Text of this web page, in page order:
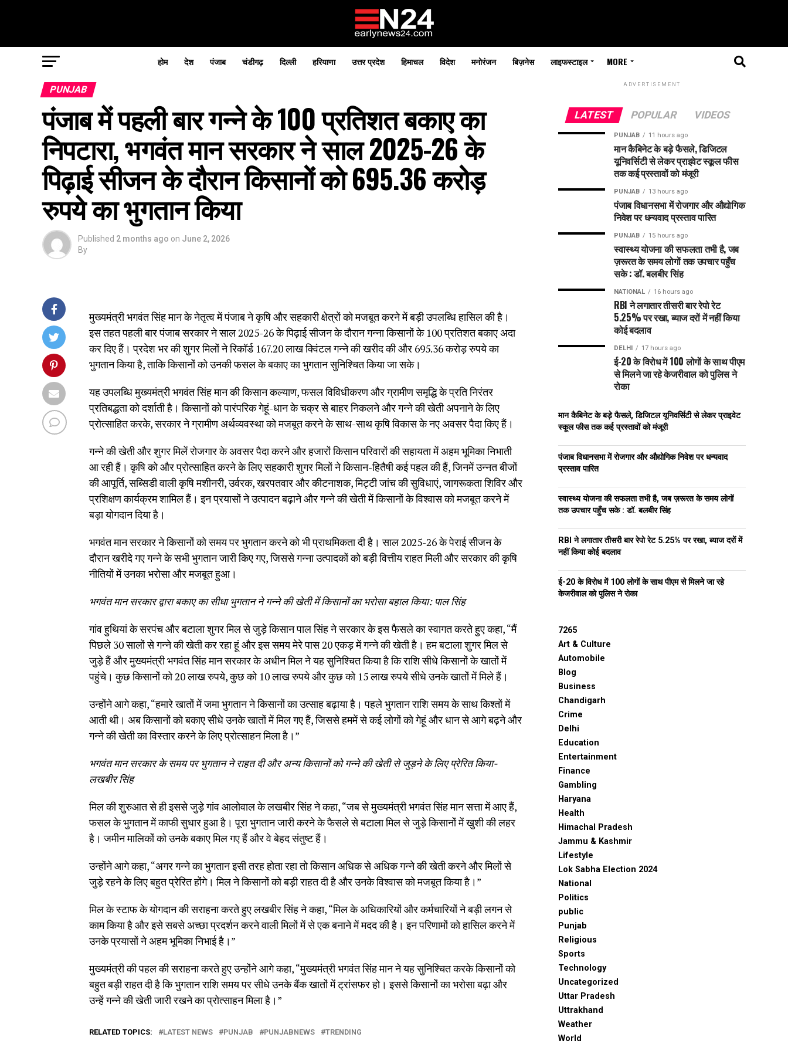
होम देश पंजाब चंडीगढ़ दिल्ली हरियाणा उत्तर प्रदेश हिमाचल विदेश मनोरंजन बिज़नेस लाइफस्टाइल MORE
PUNJAB
पंजाब में पहली बार गन्ने के 100 प्रतिशत बकाए का
निपटारा, भगवंत मान सरकार ने साल 2025-26 के
पिढ़ाई सीजन के दौरान किसानों को 695.36 करोड़
रुपये का भुगतान किया
Published 2 months ago on June 2, 2026
By
मुख्यमंत्री भगवंत सिंह मान के नेतृत्व में पंजाब ने कृषि और सहकारी क्षेत्रों को मजबूत करने में बड़ी उपलब्धि हासिल की है।
इस तहत पहली बार पंजाब सरकार ने साल 2025-26 के पिढ़ाई सीजन के दौरान गन्ना किसानों के 100 प्रतिशत बकाए अदा
कर दिए हैं। प्रदेश भर की शुगर मिलों ने रिकॉर्ड 167.20 लाख क्विंटल गन्ने की खरीद की और 695.36 करोड़ रुपये का
भुगतान किया है, ताकि किसानों को उनकी फसल के बकाए का भुगतान सुनिश्चित किया जा सके।
यह उपलब्धि मुख्यमंत्री भगवंत सिंह मान की किसान कल्याण, फसल विविधीकरण और ग्रामीण समृद्धि के प्रति निरंतर
प्रतिबद्धता को दर्शाती है। किसानों को पारंपरिक गेहूं-धान के चक्र से बाहर निकलने और गन्ने की खेती अपनाने के लिए
प्रोत्साहित करके, सरकार ने ग्रामीण अर्थव्यवस्था को मजबूत करने के साथ-साथ कृषि विकास के नए अवसर पैदा किए हैं।
गन्ने की खेती और शुगर मिलें रोजगार के अवसर पैदा करने और हजारों किसान परिवारों की सहायता में अहम भूमिका निभाती
आ रही हैं। कृषि को और प्रोत्साहित करने के लिए सहकारी शुगर मिलों ने किसान-हितैषी कई पहल की हैं, जिनमें उन्नत बीजों
की आपूर्ति, सब्सिडी वाली कृषि मशीनरी, उर्वरक, खरपतवार और कीटनाशक, मिट्टी जांच की सुविधाएं, जागरूकता शिविर और
प्रशिक्षण कार्यक्रम शामिल हैं। इन प्रयासों ने उत्पादन बढ़ाने और गन्ने की खेती में किसानों के विश्वास को मजबूत करने में
बड़ा योगदान दिया है।
भगवंत मान सरकार ने किसानों को समय पर भुगतान करने को भी प्राथमिकता दी है। साल 2025-26 के पेराई सीजन के
दौरान खरीदे गए गन्ने के सभी भुगतान जारी किए गए, जिससे गन्ना उत्पादकों को बड़ी वित्तीय राहत मिली और सरकार की कृषि
नीतियों में उनका भरोसा और मजबूत हुआ।
भगवंत मान सरकार द्वारा बकाए का सीधा भुगतान ने गन्ने की खेती में किसानों का भरोसा बहाल किया: पाल सिंह
गांव हुथियां के सरपंच और बटाला शुगर मिल से जुड़े किसान पाल सिंह ने सरकार के इस फैसले का स्वागत करते हुए कहा, “मैं
पिछले 30 सालों से गन्ने की खेती कर रहा हूं और इस समय मेरे पास 20 एकड़ में गन्ने की खेती है। हम बटाला शुगर मिल से
जुड़े हैं और मुख्यमंत्री भगवंत सिंह मान सरकार के अधीन मिल ने यह सुनिश्चित किया है कि राशि सीधे किसानों के खातों में
पहुंचे। कुछ किसानों को 20 लाख रुपये, कुछ को 10 लाख रुपये और कुछ को 15 लाख रुपये सीधे उनके खातों में मिले हैं।
उन्होंने आगे कहा, “हमारे खातों में जमा भुगतान ने किसानों का उत्साह बढ़ाया है। पहले भुगतान राशि समय के साथ किश्तों में
आती थी। अब किसानों को बकाए सीधे उनके खातों में मिल गए हैं, जिससे हममें से कई लोगों को गेहूं और धान से आगे बढ़ने और
गन्ने की खेती का विस्तार करने के लिए प्रोत्साहन मिला है।”
भगवंत मान सरकार के समय पर भुगतान ने राहत दी और अन्य किसानों को गन्ने की खेती से जुड़ने के लिए प्रेरित किया-
लखबीर सिंह
मिल की शुरुआत से ही इससे जुड़े गांव आलोवाल के लखबीर सिंह ने कहा, “जब से मुख्यमंत्री भगवंत सिंह मान सत्ता में आए हैं,
फसल के भुगतान में काफी सुधार हुआ है। पूरा भुगतान जारी करने के फैसले से बटाला मिल से जुड़े किसानों में खुशी की लहर
है। जमीन मालिकों को उनके बकाए मिल गए हैं और वे बेहद संतुष्ट हैं।
उन्होंने आगे कहा, “अगर गन्ने का भुगतान इसी तरह होता रहा तो किसान अधिक से अधिक गन्ने की खेती करने और मिलों से
जुड़े रहने के लिए बहुत प्रेरित होंगे। मिल ने किसानों को बड़ी राहत दी है और उनके विश्वास को मजबूत किया है।”
मिल के स्टाफ के योगदान की सराहना करते हुए लखबीर सिंह ने कहा, “मिल के अधिकारियों और कर्मचारियों ने बड़ी लगन से
काम किया है और इसे सबसे अच्छा प्रदर्शन करने वाली मिलों में से एक बनाने में मदद की है। इन परिणामों को हासिल करने में
उनके प्रयासों ने अहम भूमिका निभाई है।”
मुख्यमंत्री की पहल की सराहना करते हुए उन्होंने आगे कहा, “मुख्यमंत्री भगवंत सिंह मान ने यह सुनिश्चित करके किसानों को
बहुत बड़ी राहत दी है कि भुगतान राशि समय पर सीधे उनके बैंक खातों में ट्रांसफर हो। इससे किसानों का भरोसा बढ़ा और
उन्हें गन्ने की खेती जारी रखने का प्रोत्साहन मिला है।”
RELATED TOPICS: LATEST NEWS PUNJAB PUNJABNEWS TRENDING
ADVERTISEMENT
LATEST POPULAR VIDEOS
PUNJAB 11 hours ago
मान कैबिनेट के बड़े फैसले, डिजिटल
यूनिवर्सिटी से लेकर प्राइवेट स्कूल फीस
तक कई प्रस्तावों को मंजूरी
PUNJAB 13 hours ago
पंजाब विधानसभा में रोजगार और औद्योगिक
निवेश पर धन्यवाद प्रस्ताव पारित
PUNJAB 15 hours ago
स्वास्थ्य योजना की सफलता तभी है, जब
ज़रूरत के समय लोगों तक उपचार पहुँच
सके : डॉ. बलबीर सिंह
NATIONAL 16 hours ago
RBI ने लगातार तीसरी बार रेपो रेट
5.25% पर रखा, ब्याज दरों में नहीं किया
कोई बदलाव
DELHI 17 hours ago
ई-20 के विरोध में 100 लोगों के साथ पीएम
से मिलने जा रहे केजरीवाल को पुलिस ने
रोका
मान कैबिनेट के बड़े फैसले, डिजिटल यूनिवर्सिटी से लेकर प्राइवेट
स्कूल फीस तक कई प्रस्तावों को मंजूरी
पंजाब विधानसभा में रोजगार और औद्योगिक निवेश पर धन्यवाद
प्रस्ताव पारित
स्वास्थ्य योजना की सफलता तभी है, जब ज़रूरत के समय लोगों
तक उपचार पहुँच सके : डॉ. बलबीर सिंह
RBI ने लगातार तीसरी बार रेपो रेट 5.25% पर रखा, ब्याज दरों में
नहीं किया कोई बदलाव
ई-20 के विरोध में 100 लोगों के साथ पीएम से मिलने जा रहे
केजरीवाल को पुलिस ने रोका
7265
Art & Culture
Automobile
Blog
Business
Chandigarh
Crime
Delhi
Education
Entertainment
Finance
Gambling
Haryana
Health
Himachal Pradesh
Jammu & Kashmir
Lifestyle
Lok Sabha Election 2024
National
Politics
public
Punjab
Religious
Sports
Technology
Uncategorized
Uttar Pradesh
Uttrakhand
Weather
World